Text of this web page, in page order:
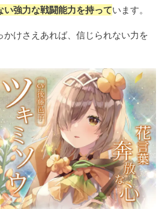
強力な戦闘能力を持っています。
けさえあれば、信じられない力を